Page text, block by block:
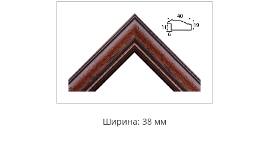
Ширина: 38 мм